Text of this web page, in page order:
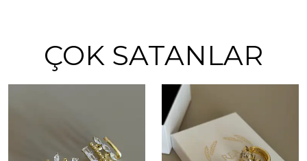
ÇOK SATANLAR